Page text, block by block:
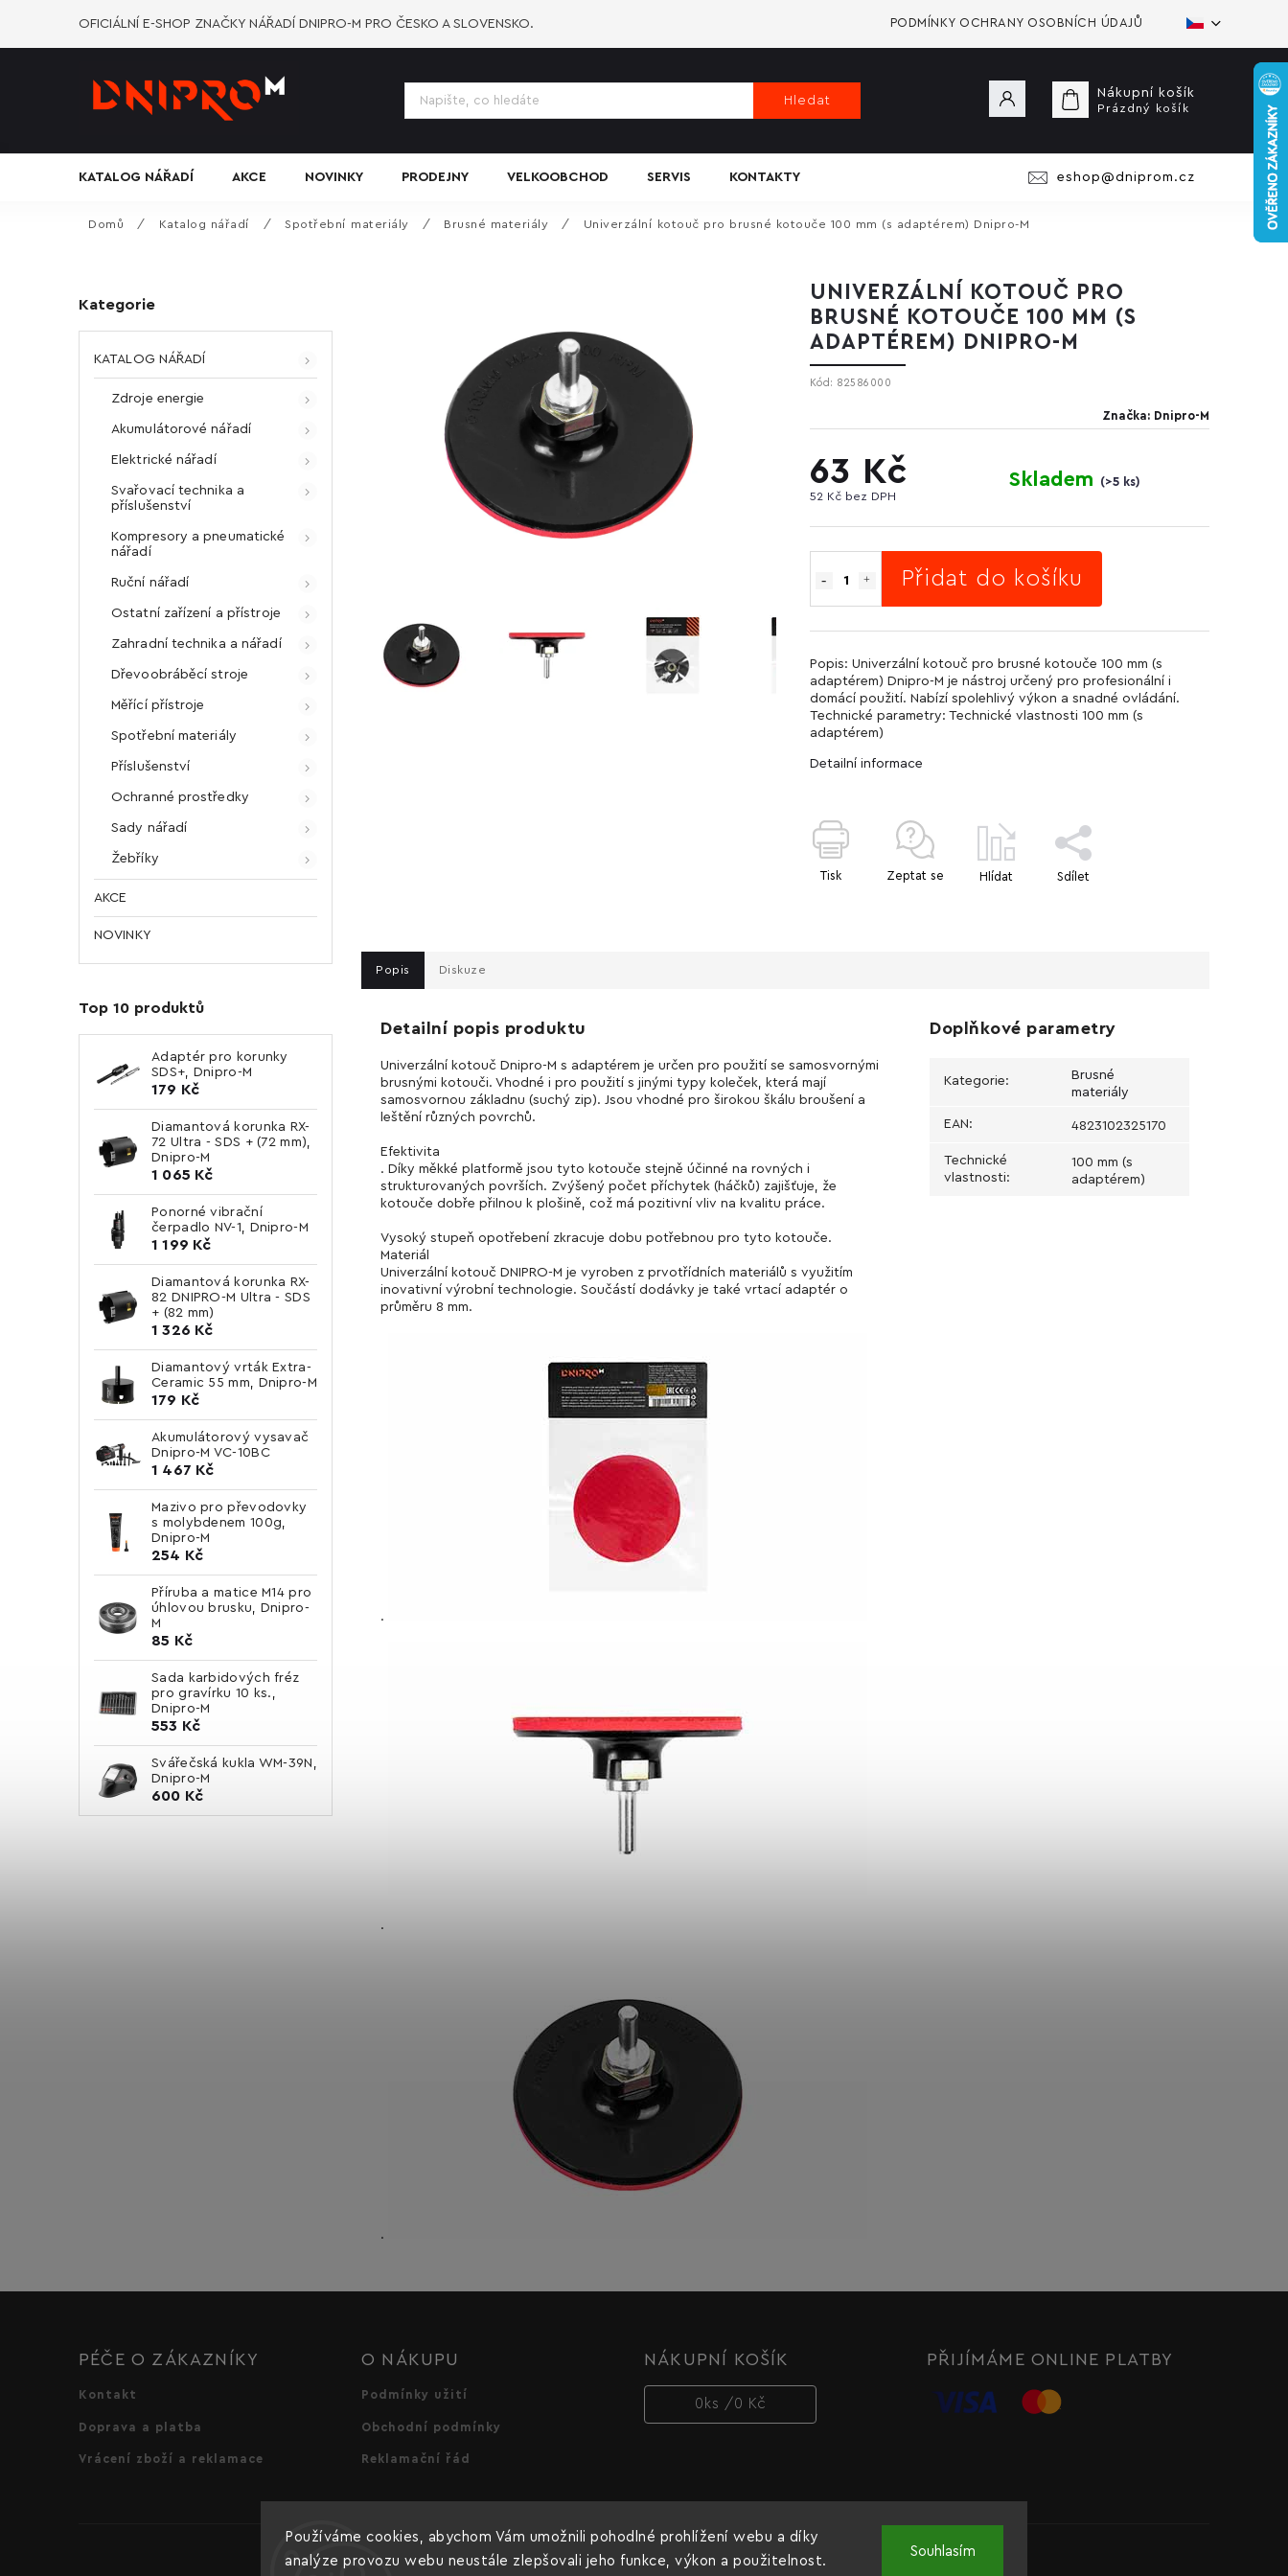
Používáme cookies, abychom Vám umožnili pohodlné prohlížení webu a díky
analýze provozu webu neustále zlepšovali jeho funkce, výkon a použitelnost.
Souhlasím
OFICIÁLNÍ E-SHOP ZNAČKY NÁŘADÍ DNIPRO-M PRO ČESKO A SLOVENSKO. PODMÍNKY OCHRANY OSOBNÍCH ÚDAJŮ
Hledat
Nákupní košík
Prázdný košík
KATALOG NÁŘADÍ AKCE NOVINKY PRODEJNY VELKOOBCHOD SERVIS KONTAKTY eshop@dniprom.cz
Domů / Katalog nářadí / Spotřební materiály / Brusné materiály / Univerzální kotouč pro brusné kotouče 100 mm (s adaptérem) Dnipro-M
Kategorie
KATALOG NÁŘADÍ
Zdroje energie
Akumulátorové nářadí
Elektrické nářadí
Svařovací technika a
příslušenství
Kompresory a pneumatické
nářadí
Ruční nářadí
Ostatní zařízení a přístroje
Zahradní technika a nářadí
Dřevoobráběcí stroje
Měřící přístroje
Spotřební materiály
Příslušenství
Ochranné prostředky
Sady nářadí
Žebříky
AKCE
NOVINKY
Top 10 produktů
Adaptér pro korunky
SDS+, Dnipro-M
179 Kč
Diamantová korunka RX-
72 Ultra - SDS + (72 mm),
Dnipro-M
1 065 Kč
Ponorné vibrační
čerpadlo NV-1, Dnipro-M
1 199 Kč
Diamantová korunka RX-
82 DNIPRO-M Ultra - SDS
+ (82 mm)
1 326 Kč
Diamantový vrták Extra-
Ceramic 55 mm, Dnipro-M
179 Kč
Akumulátorový vysavač
Dnipro-M VC-10BC
1 467 Kč
Mazivo pro převodovky
s molybdenem 100g,
Dnipro-M
254 Kč
Příruba a matice M14 pro
úhlovou brusku, Dnipro-
M
85 Kč
Sada karbidových fréz
pro gravírku 10 ks.,
Dnipro-M
553 Kč
Svářečská kukla WM-39N,
Dnipro-M
600 Kč
UNIVERZÁLNÍ KOTOUČ PRO
BRUSNÉ KOTOUČE 100 MM (S
ADAPTÉREM) DNIPRO-M
Kód: 82586000
Značka: Dnipro-M
63 Kč
52 Kč bez DPH
Skladem (>5 ks)
Přidat do košíku
Popis: Univerzální kotouč pro brusné kotouče 100 mm (s
adaptérem) Dnipro-M je nástroj určený pro profesionální i
domácí použití. Nabízí spolehlivý výkon a snadné ovládání.
Technické parametry: Technické vlastnosti 100 mm (s
adaptérem)
Detailní informace
Tisk Zeptat se Hlídat Sdílet
Popis Diskuze
Detailní popis produktu
Univerzální kotouč Dnipro-M s adaptérem je určen pro použití se samosvornými
brusnými kotouči. Vhodné i pro použití s jinými typy koleček, která mají
samosvornou základnu (suchý zip). Jsou vhodné pro širokou škálu broušení a
leštění různých povrchů.
Efektivita
. Díky měkké platformě jsou tyto kotouče stejně účinné na rovných i
strukturovaných površích. Zvýšený počet příchytek (háčků) zajišťuje, že
kotouče dobře přilnou k plošině, což má pozitivní vliv na kvalitu práce.
Vysoký stupeň opotřebení zkracuje dobu potřebnou pro tyto kotouče.
Materiál
Univerzální kotouč DNIPRO-M je vyroben z prvotřídních materiálů s využitím
inovativní výrobní technologie. Součástí dodávky je také vrtací adaptér o
průměru 8 mm.
.
.
.
Doplňkové parametry
Kategorie:
Brusné
materiály
EAN: 4823102325170
Technické
vlastnosti:
100 mm (s
adaptérem)
PÉČE O ZÁKAZNÍKY
Kontakt
Doprava a platba
Vrácení zboží a reklamace
O NÁKUPU
Podmínky užití
Obchodní podmínky
Reklamační řád
NÁKUPNÍ KOŠÍK
0 ks / 0 Kč
PŘIJÍMÁME ONLINE PLATBY
Copyright 2026Dnipro-M cz. Všechna práva vyhrazena.